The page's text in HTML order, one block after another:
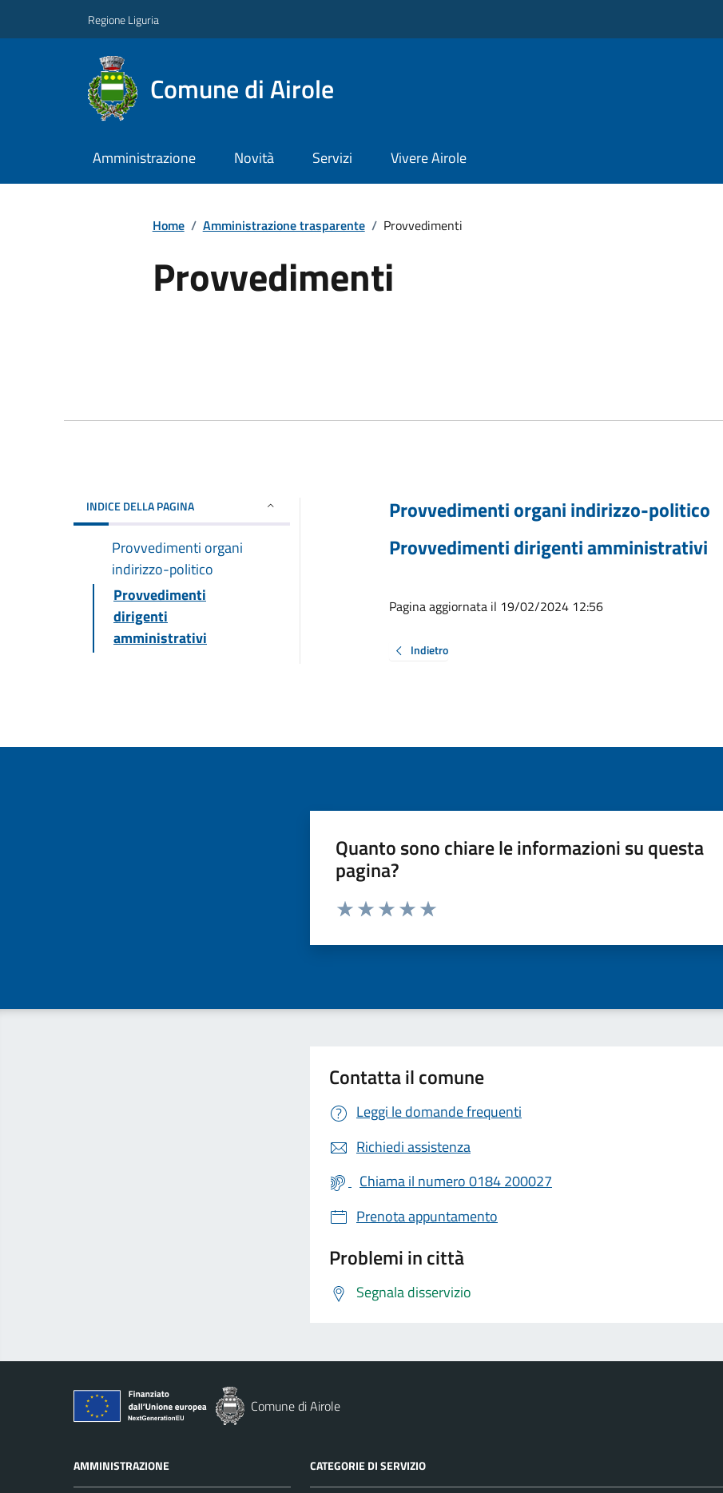
Regione Liguria
Comune di Airole
Amministrazione Novità Servizi Vivere Airole
Home / Amministrazione trasparente / Provvedimenti
Provvedimenti
INDICE DELLA PAGINA
Provvedimenti organi
indirizzo-politico
Provvedimenti
dirigenti
amministrativi
Provvedimenti organi indirizzo-politico
Provvedimenti dirigenti amministrativi
Pagina aggiornata il 19/02/2024 12:56
Indietro
Quanto sono chiare le informazioni su questa
pagina?
Valuta da 1 a 5 stelle la pagina
Contatta il comune
Leggi le domande frequenti
Richiedi assistenza
Chiama il numero 0184 200027
Prenota appuntamento
Problemi in città
Segnala disservizio
Comune di Airole
AMMINISTRAZIONE CATEGORIE DI SERVIZIO